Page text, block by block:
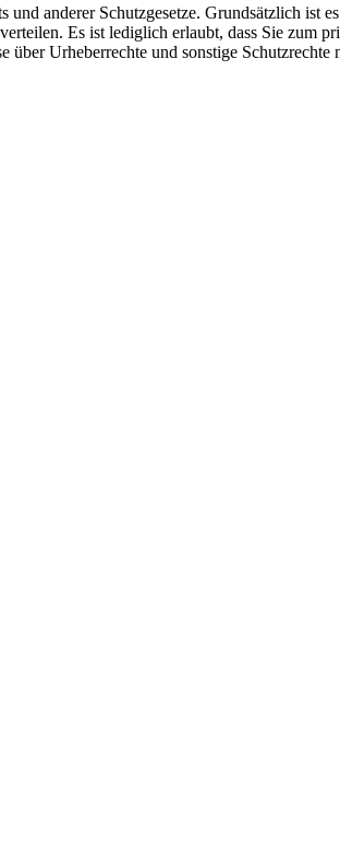
anderer Schutzgesetze. Grundsätzlich ist
Es ist lediglich erlaubt, dass Sie zum
Urheberrechte und sonstige